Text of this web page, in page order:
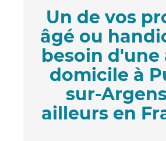
Un de vos
âgé ou
besoin d'une
domicile à
sur-
ailleurs en